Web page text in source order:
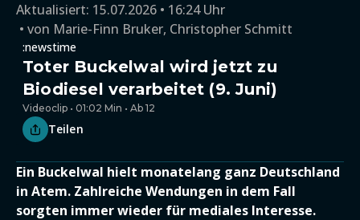
Aktualisiert: 15.07.2026 • 16:24 Uhr
von Marie-Finn Bruker, Christopher Schmitt
:newstime
Toter Buckelwal wird jetzt zu
Biodiesel verarbeitet (9. Juni)
Videoclip • 01:02 Min • Ab 12
Teilen
Ein Buckelwal hielt monatelang ganz Deutschland
in Atem. Zahlreiche Wendungen in dem Fall
sorgten immer wieder für mediales Interesse.